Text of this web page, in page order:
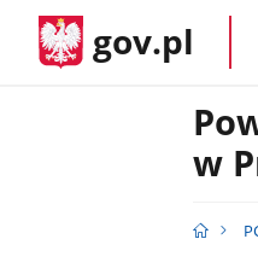
gov.pl
w